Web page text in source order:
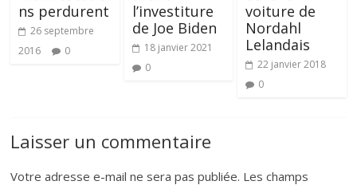
ns perdurent
26 septembre
2016
0
l’investiture
de Joe Biden
18 janvier 2021
0
voiture de
Nordahl
Lelandais
22 janvier 2018
0
Laisser un commentaire
Votre adresse e-mail ne sera pas publiée. Les champs